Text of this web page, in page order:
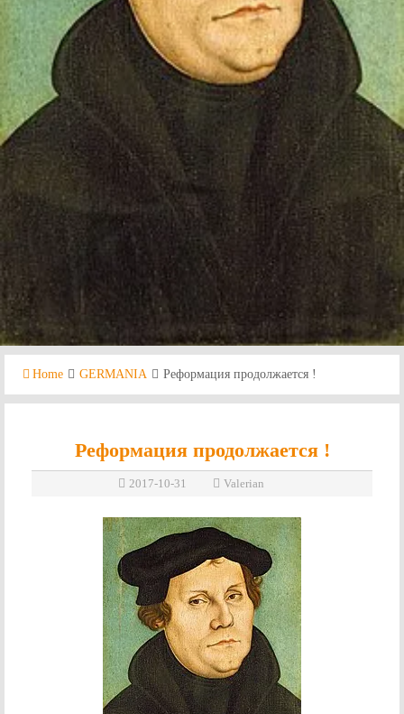
Home GERMANIA Реформация продолжается !
Реформация продолжается !
2017-10-31 Valerian